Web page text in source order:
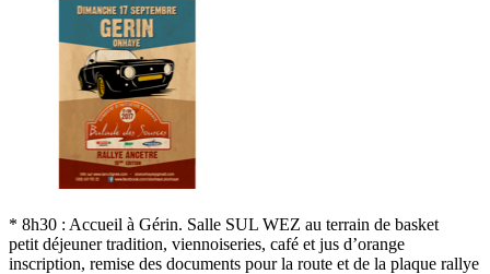
* 8h30 : Accueil à Gérin. Salle SUL WEZ au terrain de basket
petit déjeuner tradition, viennoiseries, café et jus d’orange
inscription, remise des documents pour la route et de la plaque rallye